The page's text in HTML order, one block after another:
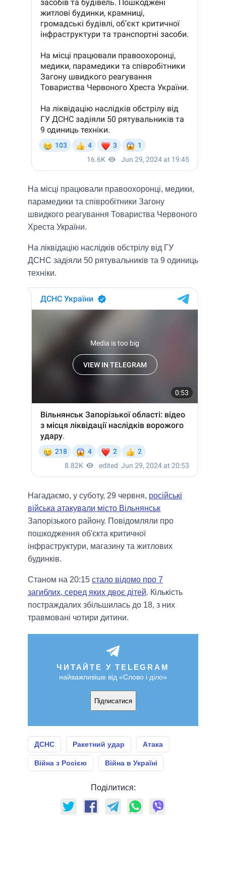
На місці працювали правоохоронці, медики,
парамедики та співробітники Загону
швидкого реагування Товариства Червоного
Хреста України.
На ліквідацію наслідків обстрілу від ГУ
ДСНС задіяли 50 рятувальників та 9 одиниць
техніки.
Нагадаємо, у суботу, 29 червня, російські
війська атакували місто Вільнянськ
Запорізького району. Повідомляли про
пошкодження об'єкта критичної
інфраструктури, магазину та житлових
будинків.
Станом на 20:15 стало відомо про 7
загиблих, серед яких двоє дітей. Кількість
постраждалих збільшилась до 18, з них
травмовані чотири дитини.
ЧИТАЙТЕ У TELEGRAM
найважливіше від «Слово і діло»
Підписатися
ДСНС Ракетний удар Атака
Війна з Росією Війна в Україні
Поділитися: